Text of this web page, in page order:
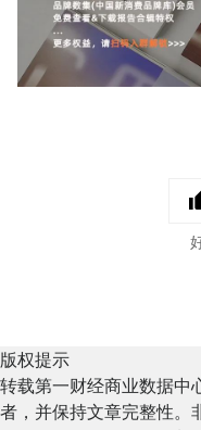
版权提示
转载第一财经商业数据中
者，并保持文章完整性。